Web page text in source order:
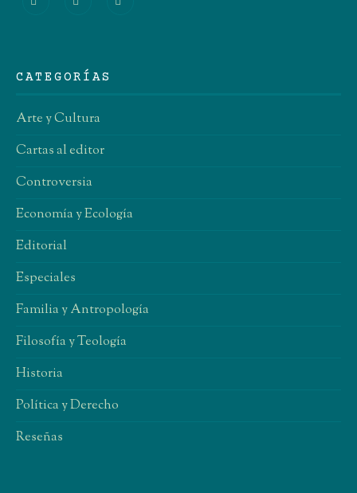
CATEGORÍAS
Arte y Cultura
Cartas al editor
Controversia
Economía y Ecología
Editorial
Especiales
Familia y Antropología
Filosofía y Teología
Historia
Política y Derecho
Reseñas